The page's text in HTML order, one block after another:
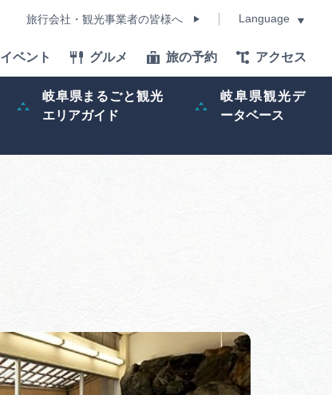
旅行会社・観光事業者の皆様へ Language
イベント グルメ 旅の予約 アクセス
岐阜県まるごと観光
エリアガイド
岐阜県観光デ
ータベース
体験予約サイト「ＶＩＳＩＴ
岐阜県」